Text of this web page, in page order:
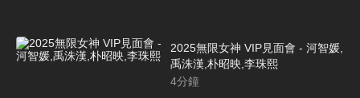
2025無限女神 VIP見面會 - 河智媛,
禹洙漢,朴昭映,李珠熙
4分鐘